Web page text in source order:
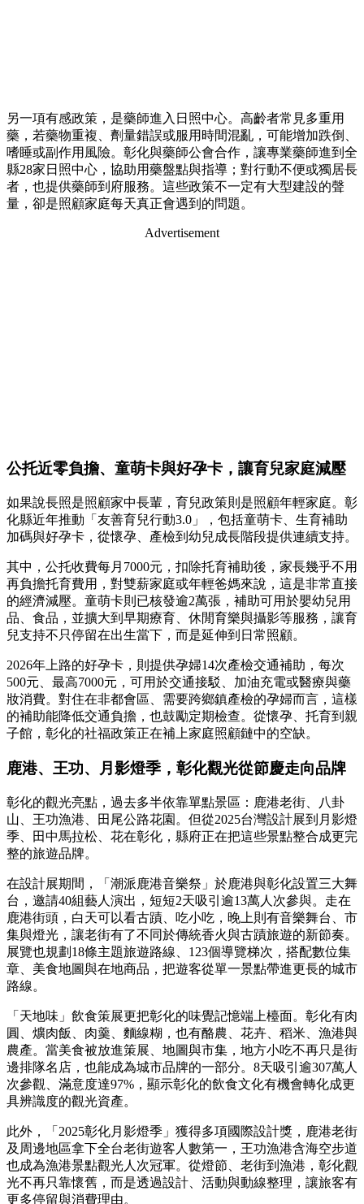
另一項有感政策，是藥師進入日照中心。高齡者常見多重用
藥，若藥物重複、劑量錯誤或服用時間混亂，可能增加跌倒、
嗜睡或副作用風險。彰化與藥師公會合作，讓專業藥師進到全
縣28家日照中心，協助用藥盤點與指導；對行動不便或獨居長
者，也提供藥師到府服務。這些政策不一定有大型建設的聲
量，卻是照顧家庭每天真正會遇到的問題。
Advertisement
公托近零負擔、童萌卡與好孕卡，讓育兒家庭減壓
如果說長照是照顧家中長輩，育兒政策則是照顧年輕家庭。彰
化縣近年推動「友善育兒行動3.0」，包括童萌卡、生育補助
加碼與好孕卡，從懷孕、產檢到幼兒成長階段提供連續支持。
其中，公托收費每月7000元，扣除托育補助後，家長幾乎不用
再負擔托育費用，對雙薪家庭或年輕爸媽來說，這是非常直接
的經濟減壓。童萌卡則已核發逾2萬張，補助可用於嬰幼兒用
品、食品，並擴大到早期療育、休閒育樂與攝影等服務，讓育
兒支持不只停留在出生當下，而是延伸到日常照顧。
2026年上路的好孕卡，則提供孕婦14次產檢交通補助，每次
500元、最高7000元，可用於交通接駁、加油充電或醫療與藥
妝消費。對住在非都會區、需要跨鄉鎮產檢的孕婦而言，這樣
的補助能降低交通負擔，也鼓勵定期檢查。從懷孕、托育到親
子館，彰化的社福政策正在補上家庭照顧鏈中的空缺。
鹿港、王功、月影燈季，彰化觀光從節慶走向品牌
彰化的觀光亮點，過去多半依靠單點景區：鹿港老街、八卦
山、王功漁港、田尾公路花園。但從2025台灣設計展到月影燈
季、田中馬拉松、花在彰化，縣府正在把這些景點整合成更完
整的旅遊品牌。
在設計展期間，「潮派鹿港音樂祭」於鹿港與彰化設置三大舞
台，邀請40組藝人演出，短短2天吸引逾13萬人次參與。走在
鹿港街頭，白天可以看古蹟、吃小吃，晚上則有音樂舞台、市
集與燈光，讓老街有了不同於傳統香火與古蹟旅遊的新節奏。
展覽也規劃18條主題旅遊路線、123個導覽梯次，搭配數位集
章、美食地圖與在地商品，把遊客從單一景點帶進更長的城市
路線。
「天地味」飲食策展更把彰化的味覺記憶端上檯面。彰化有肉
圓、爌肉飯、肉羹、麵線糊，也有酪農、花卉、稻米、漁港與
農產。當美食被放進策展、地圖與市集，地方小吃不再只是街
邊排隊名店，也能成為城市品牌的一部分。8天吸引逾307萬人
次參觀、滿意度達97%，顯示彰化的飲食文化有機會轉化成更
具辨識度的觀光資產。
此外，「2025彰化月影燈季」獲得多項國際設計獎，鹿港老街
及周邊地區拿下全台老街遊客人數第一，王功漁港含海空步道
也成為漁港景點觀光人次冠軍。從燈節、老街到漁港，彰化觀
光不再只靠懷舊，而是透過設計、活動與動線整理，讓旅客有
更多停留與消費理由。